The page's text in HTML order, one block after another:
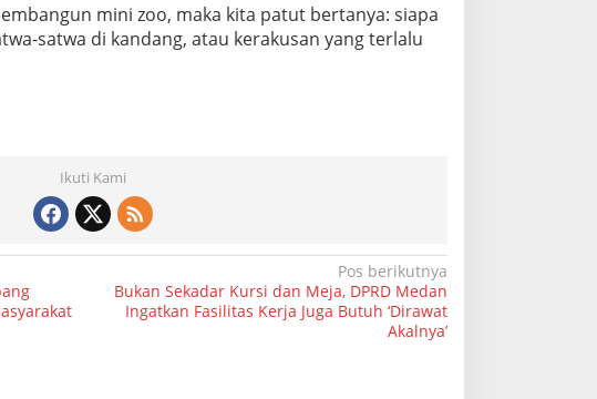
mini zoo, maka kita patut bertanya: siapa
satwa di kandang, atau kerakusan yang terlalu
Ikuti Kami
Pos berikutnya
Bukan Sekadar Kursi dan Meja, DPRD Medan
Ingatkan Fasilitas Kerja Juga Butuh ‘Dirawat
Akalnya’